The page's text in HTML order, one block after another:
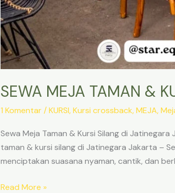
SEWA MEJA TAMAN &
1 Komentar /KURSI,Kursi crossback,MEJA,
Sewa Meja Taman & Kursi Silang di
taman & kursi silang di Jatinegara Jakarta –
menciptakan suasana nyaman, cantik, dan
SEWA
Read More »